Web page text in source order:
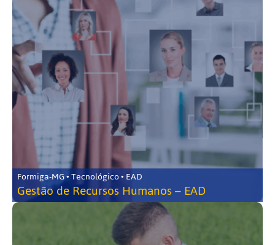
Formiga-MG • Tecnológico • EAD
Gestão de Recursos Humanos – EAD